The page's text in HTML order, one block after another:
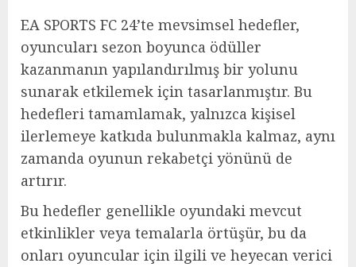
EA SPORTS FC 24’te mevsimsel hedefler,
oyuncuları sezon boyunca ödüller
kazanmanın yapılandırılmış bir yolunu
sunarak etkilemek için tasarlanmıştır. Bu
hedefleri tamamlamak, yalnızca kişisel
ilerlemeye katkıda bulunmakla kalmaz, aynı
zamanda oyunun rekabetçi yönünü de
artırır.
Bu hedefler genellikle oyundaki mevcut
etkinlikler veya temalarla örtüşür, bu da
onları oyuncular için ilgili ve heyecan verici